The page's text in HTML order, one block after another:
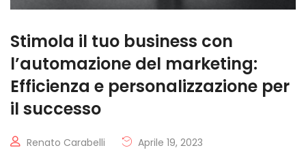
Stimola il tuo business con
l’automazione del marketing:
Efficienza e personalizzazione per
il successo
Renato Carabelli Aprile 19, 2023